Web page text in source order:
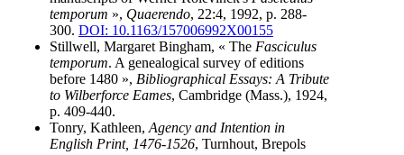
temporum », Quaerendo, 22:4, 1992, p. 288-
300. DOI: 10.1163/157006992X00155
Stillwell, Margaret Bingham, « The Fasciculus
temporum. A genealogical survey of editions
before 1480 », Bibliographical Essays: A Tribute
to Wilberforce Eames, Cambridge (Mass.), 1924,
p. 409-440.
Tonry, Kathleen, Agency and Intention in
English Print, 1476-1526, Turnhout, Brepols